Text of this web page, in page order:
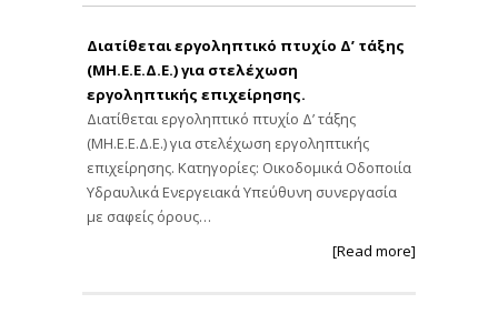
Διατίθεται εργοληπτικό πτυχίο Δ’ τάξης
(ΜΗ.Ε.Ε.Δ.Ε.) για στελέχωση
εργοληπτικής επιχείρησης.
Διατίθεται εργοληπτικό πτυχίο Δ’ τάξης
(ΜΗ.Ε.Ε.Δ.Ε.) για στελέχωση εργοληπτικής
επιχείρησης. Κατηγορίες: Οικοδομικά Οδοποιία
Υδραυλικά Ενεργειακά Υπεύθυνη συνεργασία
με σαφείς όρους…
[Read more]